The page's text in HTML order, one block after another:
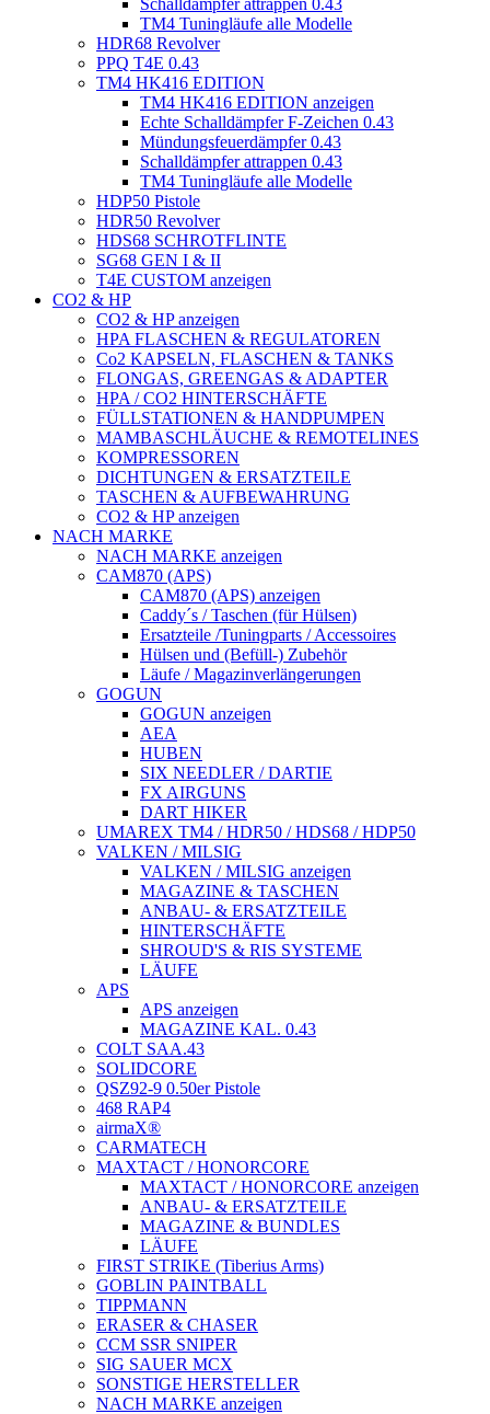
Schalldämpfer attrappen 0.43
TM4 Tuningläufe alle Modelle
HDR68 Revolver
PPQ T4E 0.43
TM4 HK416 EDITION
TM4 HK416 EDITION anzeigen
Echte Schalldämpfer F-Zeichen 0.43
Mündungsfeuerdämpfer 0.43
Schalldämpfer attrappen 0.43
TM4 Tuningläufe alle Modelle
HDP50 Pistole
HDR50 Revolver
HDS68 SCHROTFLINTE
SG68 GEN I & II
T4E CUSTOM anzeigen
CO2 & HP
CO2 & HP anzeigen
HPA FLASCHEN & REGULATOREN
Co2 KAPSELN, FLASCHEN & TANKS
FLONGAS, GREENGAS & ADAPTER
HPA / CO2 HINTERSCHÄFTE
FÜLLSTATIONEN & HANDPUMPEN
MAMBASCHLÄUCHE & REMOTELINES
KOMPRESSOREN
DICHTUNGEN & ERSATZTEILE
TASCHEN & AUFBEWAHRUNG
CO2 & HP anzeigen
NACH MARKE
NACH MARKE anzeigen
CAM870 (APS)
CAM870 (APS) anzeigen
Caddy´s / Taschen (für Hülsen)
Ersatzteile /Tuningparts / Accessoires
Hülsen und (Befüll-) Zubehör
Läufe / Magazinverlängerungen
GOGUN
GOGUN anzeigen
AEA
HUBEN
SIX NEEDLER / DARTIE
FX AIRGUNS
DART HIKER
UMAREX TM4 / HDR50 / HDS68 / HDP50
VALKEN / MILSIG
VALKEN / MILSIG anzeigen
MAGAZINE & TASCHEN
ANBAU- & ERSATZTEILE
HINTERSCHÄFTE
SHROUD'S & RIS SYSTEME
LÄUFE
APS
APS anzeigen
MAGAZINE KAL. 0.43
COLT SAA.43
SOLIDCORE
QSZ92-9 0.50er Pistole
468 RAP4
airmaX®
CARMATECH
MAXTACT / HONORCORE
MAXTACT / HONORCORE anzeigen
ANBAU- & ERSATZTEILE
MAGAZINE & BUNDLES
LÄUFE
FIRST STRIKE (Tiberius Arms)
GOBLIN PAINTBALL
TIPPMANN
ERASER & CHASER
CCM SSR SNIPER
SIG SAUER MCX
SONSTIGE HERSTELLER
NACH MARKE anzeigen